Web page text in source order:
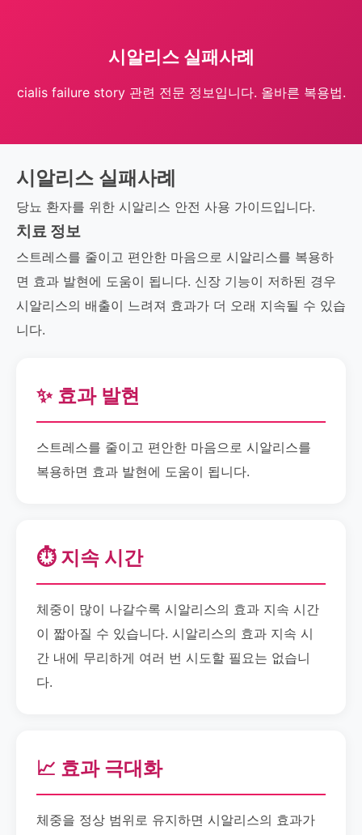
시알리스 실패사례
cialis failure story 관련 전문 정보입니다. 올바른 복용법.
시알리스 실패사례
당뇨 환자를 위한 시알리스 안전 사용 가이드입니다.
치료 정보
스트레스를 줄이고 편안한 마음으로 시알리스를 복용하
면 효과 발현에 도움이 됩니다. 신장 기능이 저하된 경우
시알리스의 배출이 느려져 효과가 더 오래 지속될 수 있습
니다.
✨ 효과 발현
스트레스를 줄이고 편안한 마음으로 시알리스를
복용하면 효과 발현에 도움이 됩니다.
⏱️ 지속 시간
체중이 많이 나갈수록 시알리스의 효과 지속 시간
이 짧아질 수 있습니다. 시알리스의 효과 지속 시
간 내에 무리하게 여러 번 시도할 필요는 없습니
다.
📈 효과 극대화
체중을 정상 범위로 유지하면 시알리스의 효과가